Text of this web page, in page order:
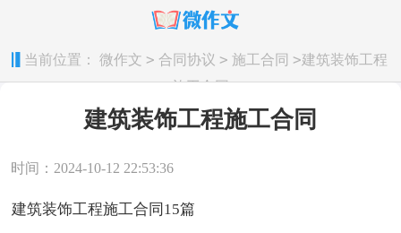
当前位置： 微作文 > 合同协议 > 施工合同 >建筑装饰工程
施工合同
建筑装饰工程施工合同
时间：2024-10-12 22:53:36
建筑装饰工程施工合同15篇